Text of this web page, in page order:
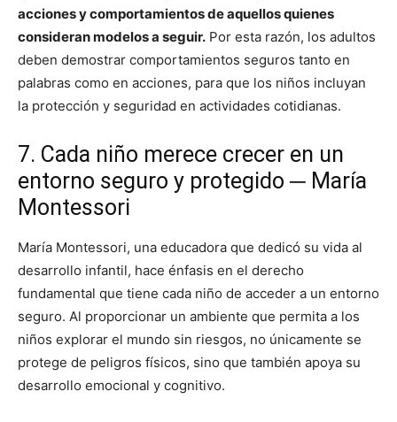
acciones y comportamientos de aquellos quienes
consideran modelos a seguir. Por esta razón, los adultos
deben demostrar comportamientos seguros tanto en
palabras como en acciones, para que los niños incluyan
la protección y seguridad en actividades cotidianas.
7. Cada niño merece crecer en un
entorno seguro y protegido ─ María
Montessori
María Montessori, una educadora que dedicó su vida al
desarrollo infantil, hace énfasis en el derecho
fundamental que tiene cada niño de acceder a un entorno
seguro. Al proporcionar un ambiente que permita a los
niños explorar el mundo sin riesgos, no únicamente se
protege de peligros físicos, sino que también apoya su
desarrollo emocional y cognitivo.